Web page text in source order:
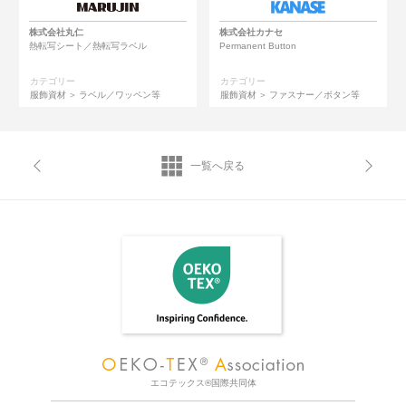
株式会社丸仁
熱転写シート／熱転写ラベル
カテゴリー
服飾資材
ラベル／ワッペン等
株式会社カナセ
Permanent Button
カテゴリー
服飾資材
ファスナー／ボタン等
一覧へ戻る
エコテックス®国際共同体